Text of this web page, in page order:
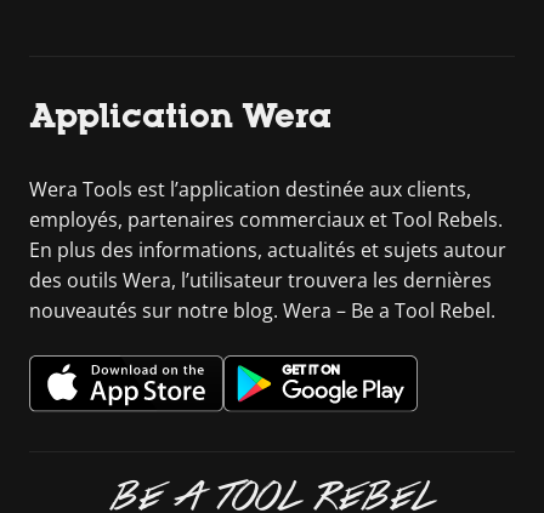
Application Wera
Wera Tools est l’application destinée aux clients,
employés, partenaires commerciaux et Tool Rebels.
En plus des informations, actualités et sujets autour
des outils Wera, l’utilisateur trouvera les dernières
nouveautés sur notre blog. Wera – Be a Tool Rebel.
BE A TOOL REBEL